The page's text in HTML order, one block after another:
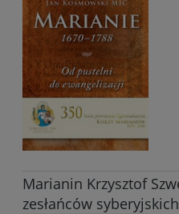
Marianin Krzysztof
zesłańców